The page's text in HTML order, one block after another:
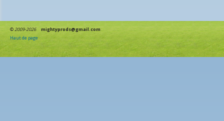
©2009-2026
mightyprods@gmail.com
Haut de page